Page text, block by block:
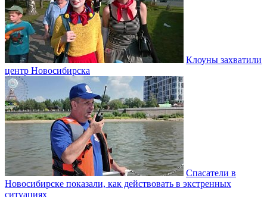
Клоуны захватили
центр Новосибирска
Спасатели в
Новосибирске показали, как действовать в экстренных
ситуациях